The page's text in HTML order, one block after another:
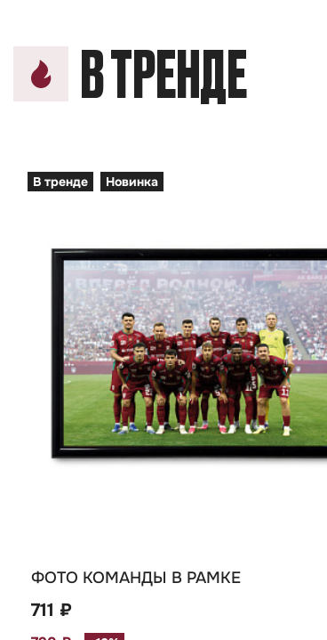
В ТРЕНДЕ
В тренде Новинка
ФОТО КОМАНДЫ В РАМКЕ
711 ₽